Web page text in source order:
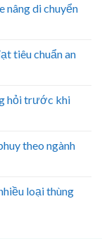
nâng di chuyển
tiêu chuẩn an
hỏi trước khi
theo ngành
loại thùng